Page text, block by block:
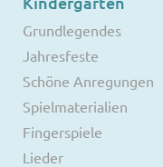
Grundlegendes
Jahresfeste
Schöne Anregungen
Spielmaterialien
Fingerspiele
Lieder